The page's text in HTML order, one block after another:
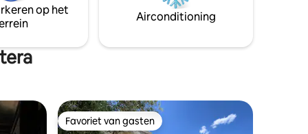
een
zoek is naar een hoekje van het paradijs
waar regenereren.cell3498166168
op het
Airconditioning
Favoriet van gasten
Favoriet van gasten